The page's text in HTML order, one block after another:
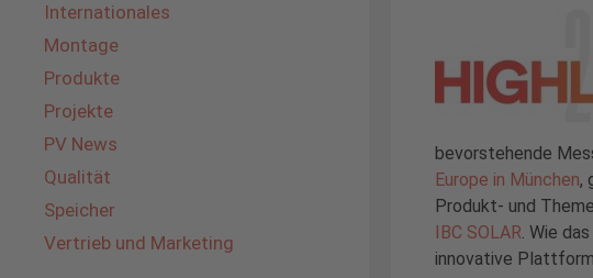
bevorstehende
Europe in München,
Produkt- und
IBC SOLAR . Wie
innovative
Internationales
Montage
Produkte
Projekte
PV News
Qualität
Speicher
Vertrieb und Marketing